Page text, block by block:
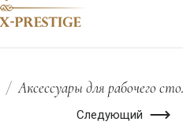
/ Аксессуары для рабочего
Следующий